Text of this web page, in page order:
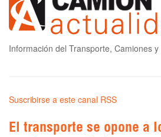
Información del Transporte, Camiones
Suscribirse a este canal RSS
El transporte se opone a